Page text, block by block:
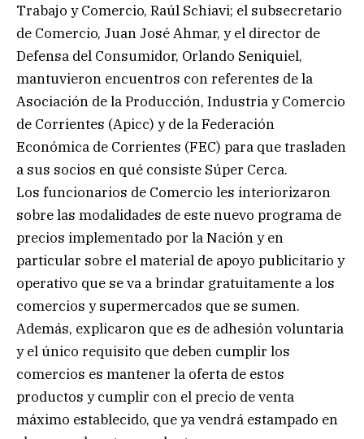
Trabajo y Comercio, Raúl Schiavi; el subsecretario
de Comercio, Juan José Ahmar, y el director de
Defensa del Consumidor, Orlando Seniquiel,
mantuvieron encuentros con referentes de la
Asociación de la Producción, Industria y Comercio
de Corrientes (Apicc) y de la Federación
Económica de Corrientes (FEC) para que trasladen
a sus socios en qué consiste Súper Cerca.
Los funcionarios de Comercio les interiorizaron
sobre las modalidades de este nuevo programa de
precios implementado por la Nación y en
particular sobre el material de apoyo publicitario y
operativo que se va a brindar gratuitamente a los
comercios y supermercados que se sumen.
Además, explicaron que es de adhesión voluntaria
y el único requisito que deben cumplir los
comercios es mantener la oferta de estos
productos y cumplir con el precio de venta
máximo establecido, que ya vendrá estampado en